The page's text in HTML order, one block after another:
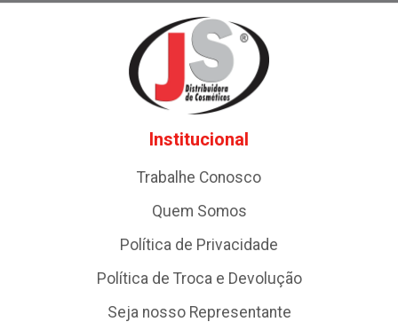
Institucional
Trabalhe Conosco
Quem Somos
Política de Privacidade
Política de Troca e Devolução
Seja nosso Representante